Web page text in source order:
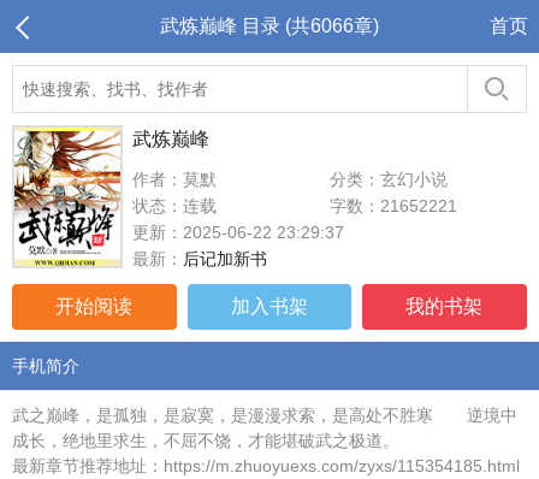
武炼巅峰 目录 (共6066章) 首页
武炼巅峰
作者：莫默
分类：玄幻小说
状态：连载
字数：21652221
更新：2025-06-22 23:29:37
最新： 后记加新书
开始阅读 加入书架 我的书架
手机简介
武之巅峰，是孤独，是寂寞，是漫漫求索，是高处不胜寒 逆境中
成长，绝地里求生，不屈不饶，才能堪破武之极道。
最新章节推荐地址：https://m.zhuoyuexs.com/zyxs/115354185.html